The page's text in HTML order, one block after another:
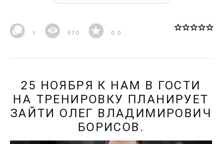
1 570 0.0
25 НОЯБРЯ К НАМ В ГОСТИ
НА ТРЕНИРОВКУ ПЛАНИРУЕТ
ЗАЙТИ ОЛЕГ ВЛАДИМИРОВИЧ
БОРИСОВ.